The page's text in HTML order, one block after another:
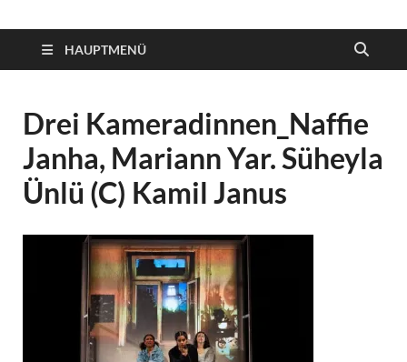
HAUPTMENÜ
Drei Kameradinnen_Naffie
Janha, Mariann Yar. Süheyla
Ünlü (C) Kamil Janus